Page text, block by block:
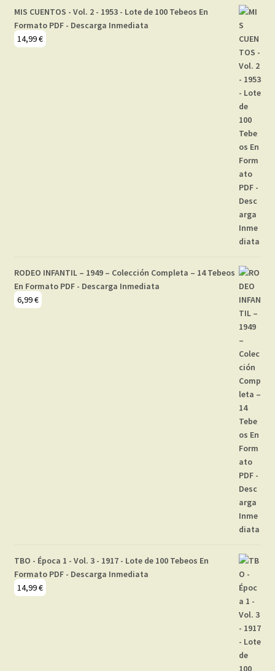
MIS CUENTOS - Vol. 2 - 1953 - Lote de 100 Tebeos En
Formato PDF - Descarga Inmediata
14,99€
RODEO INFANTIL – 1949 – Colección Completa – 14 Tebeos
En Formato PDF - Descarga Inmediata
6,99€
TBO - Época 1 - Vol. 3 - 1917 - Lote de 100 Tebeos En
Formato PDF - Descarga Inmediata
14,99€